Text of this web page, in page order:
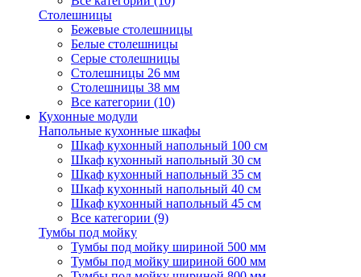
Столешницы
Бежевые столешницы
Белые столешницы
Серые столешницы
Столешницы 26 мм
Столешницы 38 мм
Все категории (10)
Кухонные модули
Напольные кухонные шкафы
Шкаф кухонный напольный 100 см
Шкаф кухонный напольный 30 см
Шкаф кухонный напольный 35 см
Шкаф кухонный напольный 40 см
Шкаф кухонный напольный 45 см
Все категории (9)
Тумбы под мойку
Тумбы под мойку шириной 500 мм
Тумбы под мойку шириной 600 мм